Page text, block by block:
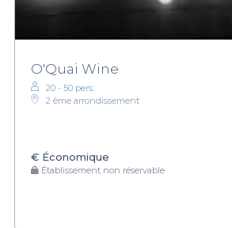
O'Quai Wine
20 - 50 pers.
2 ème arrondissement
€ Économique
Établissement non réservable